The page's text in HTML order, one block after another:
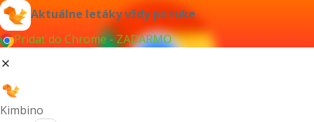
Aktuálne letáky vždy po ruke
Pridať do Chrome - ZADARMO
Kimbino